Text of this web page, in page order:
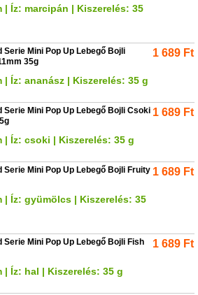
| Íz: marcipán | Kiszerelés: 35
Serie Mini Pop Up Lebegő Bojli
35g
| Íz: ananász | Kiszerelés: 35 g
1 689 Ft
Serie Mini Pop Up Lebegő Bojli Csoki
| Íz: csoki | Kiszerelés: 35 g
1 689 Ft
Serie Mini Pop Up Lebegő Bojli Fruity
| Íz: gyümölcs | Kiszerelés: 35
1 689 Ft
Serie Mini Pop Up Lebegő Bojli Fish
| Íz: hal | Kiszerelés: 35 g
1 689 Ft